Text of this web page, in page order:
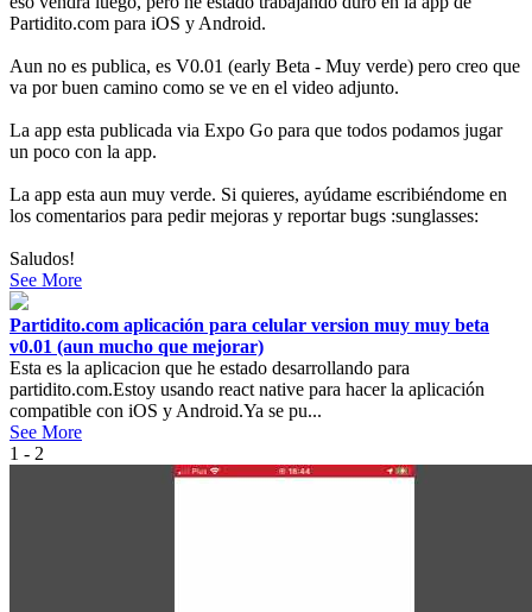
Partidito.com para iOS y Android.
Aun no es publica, es V0.01 (early Beta - Muy verde) pero creo que
va por buen camino como se ve en el video adjunto.
La app esta publicada via Expo Go para que todos podamos jugar
un poco con la app.
La app esta aun muy verde. Si quieres, ayúdame escribiéndome en
los comentarios para pedir mejoras y reportar bugs :sunglasses:
Saludos!
See More
Partidito.com aplicación para celular version muy muy beta
v0.01 (aun mucho que mejorar)
Esta es la aplicacion que he estado desarrollando para
partidito.com.Estoy usando react native para hacer la aplicación
compatible con iOS y Android.Ya se pu...
See More
1 - 2